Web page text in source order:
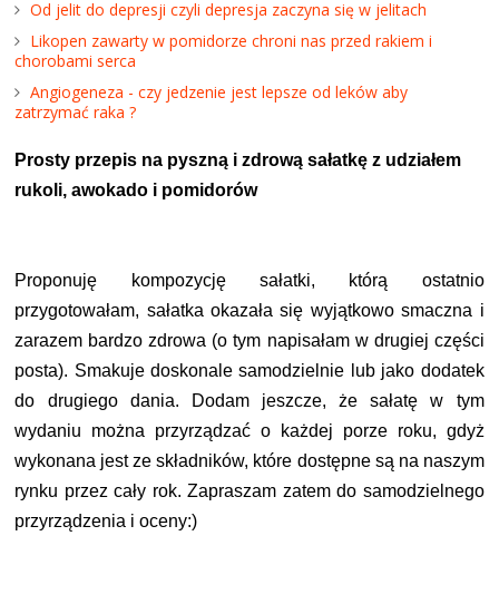
Od jelit do depresji czyli depresja zaczyna się w jelitach
Likopen zawarty w pomidorze chroni nas przed rakiem i
chorobami serca
Angiogeneza - czy jedzenie jest lepsze od leków aby
zatrzymać raka ?
Prosty przepis na pyszną i zdrową sałatkę z udziałem
rukoli, awokado i pomidorów
Proponuję kompozycję sałatki, którą ostatnio
przygotowałam, sałatka okazała się wyjątkowo smaczna i
zarazem bardzo zdrowa (o tym napisałam w drugiej części
posta). Smakuje doskonale samodzielnie lub jako dodatek
do drugiego dania. Dodam jeszcze, że sałatę w tym
wydaniu można przyrządzać o każdej porze roku, gdyż
wykonana jest ze składników, które dostępne są na naszym
rynku przez cały rok. Zapraszam zatem do samodzielnego
przyrządzenia i oceny:)